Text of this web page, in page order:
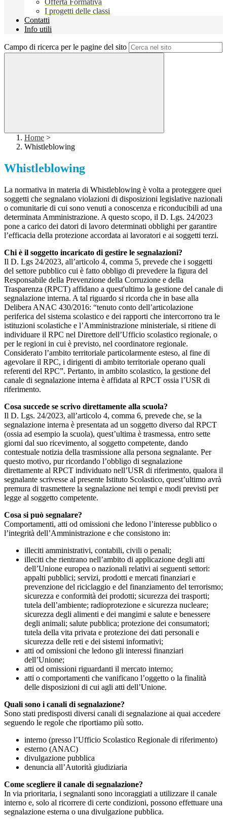
Offerta Formativa
I progetti delle classi
Contatti
Info utili
Campo di ricerca per le pagine del sito
Home >
Whistleblowing
Whistleblowing
La normativa in materia di Whistleblowing è volta a proteggere quei
soggetti che segnalano violazioni di disposizioni legislative nazionali
o comunitarie di cui sono venuti a conoscenza e riconducibili ad una
determinata Amministrazione. A questo scopo, il D. Lgs. 24/2023
pone a carico dei datori di lavoro determinati obblighi per garantire
l’efficacia della protezione accordata ai lavoratori e ai soggetti terzi.
Chi è il soggetto incaricato di gestire le segnalazioni?
Il D. Lgs 24/2023, all’articolo 4, comma 5, prevede che i soggetti
del settore pubblico cui è fatto obbligo di prevedere la figura del
Responsabile della Prevenzione della Corruzione e della
Trasparenza (RPCT) affidano a quest'ultimo la gestione del canale di
segnalazione interna. A tal riguardo si ricorda che in base alla
Delibera ANAC 430/2016: “tenuto conto dell’articolazione
periferica del sistema scolastico e dei rapporti che intercorrono tra le
istituzioni scolastiche e l’Amministrazione ministeriale, si ritiene di
individuare il RPC nel Direttore dell’Ufficio scolastico regionale, o
per le regioni in cui è previsto, nel coordinatore regionale.
Considerato l’ambito territoriale particolarmente esteso, al fine di
agevolare il RPC, i dirigenti di ambito territoriale operano quali
referenti del RPC”. Pertanto, in ambito scolastico, la gestione del
canale di segnalazione interna è affidata al RPCT ossia l’USR di
riferimento.
Cosa succede se scrivo direttamente alla scuola?
Il D. Lgs. 24/2023, all’articolo 4, comma 6, prevede che, se la
segnalazione interna è presentata ad un soggetto diverso dal RPCT
(ossia ad esempio la scuola), quest’ultima è trasmessa, entro sette
giorni dal suo ricevimento, al soggetto competente, dando
contestuale notizia della trasmissione alla persona segnalante. Per
questo motivo, pur ricordando l’obbligo di segnalazione
direttamente al RPCT individuato nell’USR di riferimento, qualora il
segnalante scrivesse al presente Istituto Scolastico, quest’ultimo avrà
premura di trasmettere la segnalazione nei tempi e modi previsti per
legge al soggetto competente.
Cosa si può segnalare?
Comportamenti, atti od omissioni che ledono l’interesse pubblico o
l’integrità dell’Amministrazione e che consistono in:
illeciti amministrativi, contabili, civili o penali;
illeciti che rientrano nell’ambito di applicazione degli atti
dell’Unione europea o nazionali relativi ai seguenti settori:
appalti pubblici; servizi, prodotti e mercati finanziari e
prevenzione del riciclaggio e del finanziamento del terrorismo;
sicurezza e conformità dei prodotti; sicurezza dei trasporti;
tutela dell’ambiente; radioprotezione e sicurezza nucleare;
sicurezza degli alimenti e dei mangimi e salute e benessere
degli animali; salute pubblica; protezione dei consumatori;
tutela della vita privata e protezione dei dati personali e
sicurezza delle reti e dei sistemi informativi;
atti od omissioni che ledono gli interessi finanziari
dell’Unione;
atti od omissioni riguardanti il mercato interno;
atti o comportamenti che vanificano l’oggetto o la finalità
delle disposizioni di cui agli atti dell’Unione.
Quali sono i canali di segnalazione?
Sono stati predisposti diversi canali di segnalazione ai quai accedere
seguendo le regole che riportiamo più sotto.
interno (presso l’Ufficio Scolastico Regionale di riferimento)
esterno (ANAC)
divulgazione pubblica
denuncia all’Autorità giudiziaria
Come scegliere il canale di segnalazione?
In via prioritaria, i segnalanti sono incoraggiati a utilizzare il canale
interno e, solo al ricorrere di certe condizioni, possono effettuare una
segnalazione esterna o una divulgazione pubblica.